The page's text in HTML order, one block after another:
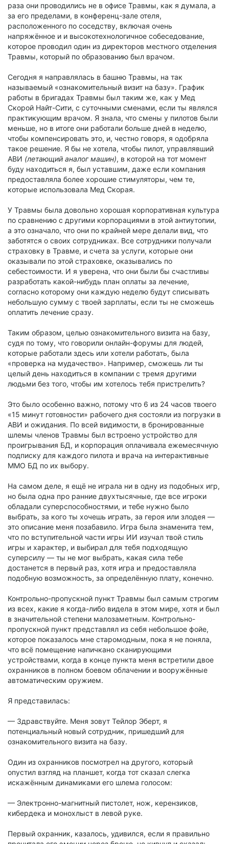
раза они проводились не в офисе Травмы, как я думала, а
за его пределами, в конференц-зале отеля,
расположенного по соседству, включая очень
напряжённое и и высокотехнологичное собеседование,
которое проводил один из директоров местного отделения
Травмы, который по образованию был врачом.
Сегодня я направлялась в башню Травмы, на так
называемый «ознакомительный визит на базу». График
работы в бригадах Травмы был таким же, как у Мед
Скорой Найт-Сити, с суточными сменами, если ты являлся
практикующим врачом. Я знала, что смены у пилотов были
меньше, но в итоге они работали больше дней в неделю,
чтобы компенсировать это, и, честно говоря, я одобряла
такое решение. Я бы не хотела, чтобы пилот, управлявший
АВИ (летающий аналог машин), в которой на тот момент
буду находиться я, был уставшим, даже если компания
предоставляла более хорошие стимуляторы, чем те,
которые использовала Мед Скорая.
У Травмы была довольно хорошая корпоративная культура
по сравнению с другими корпорациями в этой антиутопии,
а это означало, что они по крайней мере делали вид, что
заботятся о своих сотрудниках. Все сотрудники получали
страховку в Травме, и счета за услуги, которые они
оказывали по этой страховке, оказывались по
себестоимости. И я уверена, что они были бы счастливы
разработать какой-нибудь план оплаты за лечение,
согласно которому они каждую неделю будут списывать
небольшую сумму с твоей зарплаты, если ты не сможешь
оплатить лечение сразу.
Таким образом, целью ознакомительного визита на базу,
судя по тому, что говорили онлайн-форумы для людей,
которые работали здесь или хотели работать, была
«проверка на мудачество». Например, сможешь ли ты
целый день находиться в компании с тремя другими
людьми без того, чтобы им хотелось тебя пристрелить?
Это было особенно важно, потому что 6 из 24 часов твоего
«15 минут готовности» рабочего дня состояли из погрузки в
АВИ и ожидания. По всей видимости, в бронированные
шлемы членов Травмы был встроено устройство для
проигрывания БД, и корпорация оплачивала ежемесячную
подписку для каждого пилота и врача на интерактивные
ММО БД по их выбору.
На самом деле, я ещё не играла ни в одну из подобных игр,
но была одна про ранние двухтысячные, где все игроки
обладали суперспособностями, и тебе нужно было
выбрать, за кого ты хочешь играть, за героя или злодея —
это описание меня позабавило. Игра была знаменита тем,
что по вступительной части игры ИИ изучал твой стиль
игры и характер, и выбирал для тебя подходящую
суперсилу — ты не мог выбрать, какая сила тебе
достанется в первый раз, хотя игра и предоставляла
подобную возможность, за определённую плату, конечно.
Контрольно-пропускной пункт Травмы был самым строгим
из всех, какие я когда-либо видела в этом мире, хотя и был
в значительной степени малозаметным. Контрольно-
пропускной пункт представлял из себя небольшое фойе,
которое показалось мне старомодным, пока я не поняла,
что всё помещение напичкано сканирующими
устройствами, когда в конце пункта меня встретили двое
охранников в полном боевом облачении и вооружённые
автоматическим оружием.
Я представилась:
— Здравствуйте. Меня зовут Тейлор Эберт, я
потенциальный новый сотрудник, пришедший для
ознакомительного визита на базу.
Один из охранников посмотрел на другого, который
опустил взгляд на планшет, когда тот сказал слегка
искажённым динамиками его шлема голосом:
— Электронно-магнитный пистолет, нож, керензиков,
кибердека и монохлыст в левой руке.
Первый охранник, казалось, удивился, если я правильно